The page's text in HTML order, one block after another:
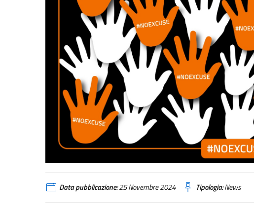
Data pubblicazione:25 Novembre 2024 Tipologia:News